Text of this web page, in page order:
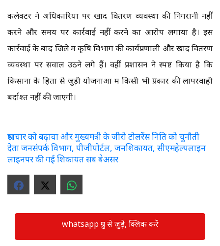
कलेक्टर ने अधिकारियों पर खाद वितरण व्यवस्था की निगरानी नहीं
करने और समय पर कार्रवाई नहीं करने का आरोप लगाया है। इस
कार्रवाई के बाद जिले में कृषि विभाग की कार्यप्रणाली और खाद वितरण
व्यवस्था पर सवाल उठने लगे हैं। वहीं प्रशासन ने स्पष्ट किया है कि
किसानों के हितों से जुड़ी योजनाओं में किसी भी प्रकार की लापरवाही
बर्दाश्त नहीं की जाएगी।
भ्रष्टाचार को बढ़ावा और मुख्यमंत्री के जीरो टोलरेंस निति को चुनौती
देता जनसंपर्क विभाग, पीजीपोर्टल, जनशिकायत, सीएमहेल्पलाइन
लाइनपर की गई शिकायत सब बेअसर
whatsapp ग्रुप से जुड़े, क्लिक करें